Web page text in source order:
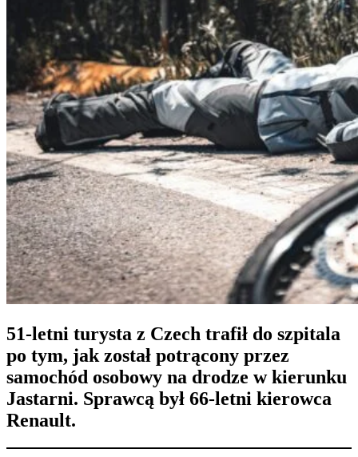
51-letni turysta z Czech trafił do szpitala
po tym, jak został potrącony przez
samochód osobowy na drodze w kierunku
Jastarni. Sprawcą był 66-letni kierowca
Renault.